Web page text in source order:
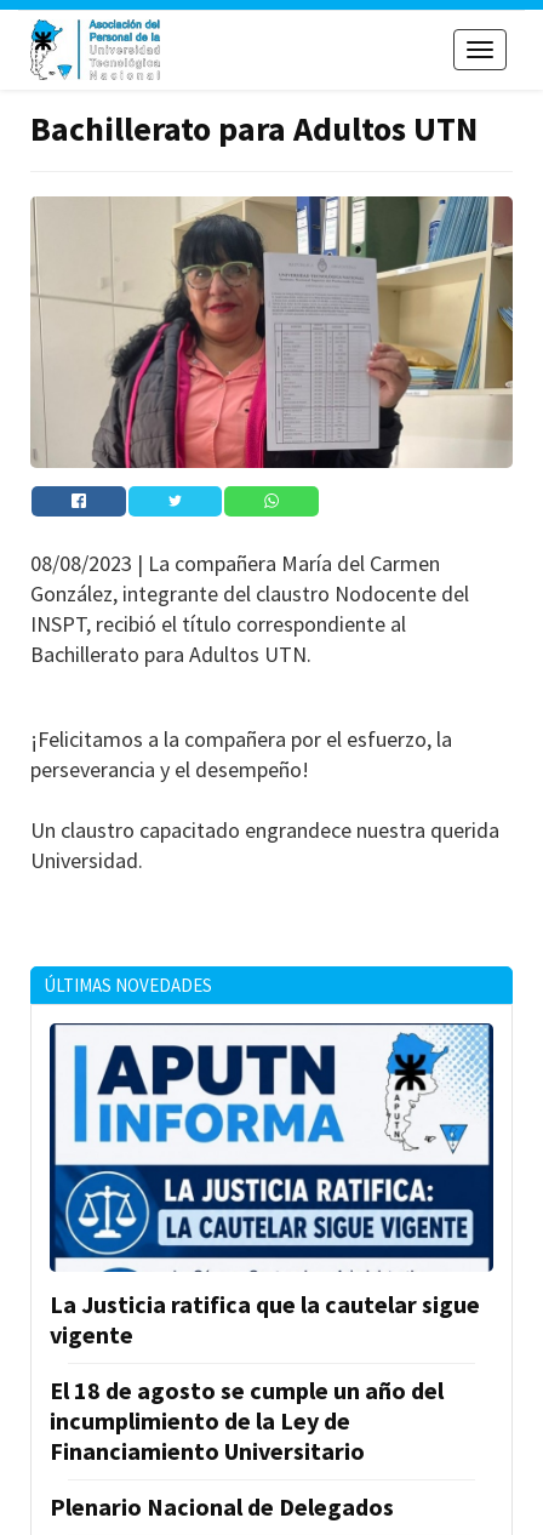
Toggle
Bachillerato para Adultos UTN
08/08/2023 | La compañera María del Carmen
González, integrante del claustro Nodocente del
INSPT, recibió el título correspondiente al
Bachillerato para Adultos UTN.
¡Felicitamos a la compañera por el esfuerzo, la
perseverancia y el desempeño!
Un claustro capacitado engrandece nuestra querida
Universidad.
ÚLTIMAS NOVEDADES
La Justicia ratifica que la cautelar sigue
vigente
El 18 de agosto se cumple un año del
incumplimiento de la Ley de
Financiamiento Universitario
Plenario Nacional de Delegados